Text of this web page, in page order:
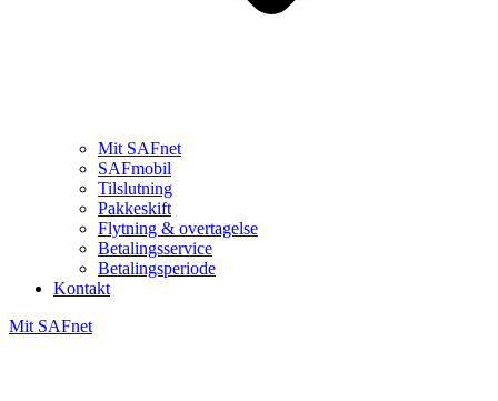
Mit SAFnet
SAFmobil
Tilslutning
Pakkeskift
Flytning & overtagelse
Betalingsservice
Betalingsperiode
Kontakt
Mit SAFnet